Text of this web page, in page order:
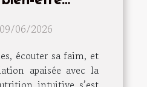
06/2026
écouter sa faim, et
apaisée avec la